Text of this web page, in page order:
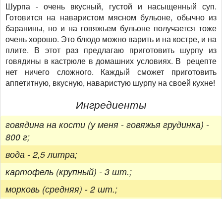
Шурпа - очень вкусный, густой и насыщенный суп.
Готовится на наваристом мясном бульоне, обычно из
баранины, но и на говяжьем бульоне получается тоже
очень хорошо. Это блюдо можно варить и на костре, и на
плите. В этот раз предлагаю приготовить шурпу из
говядины в кастрюле в домашних условиях. В рецепте
нет ничего сложного. Каждый сможет приготовить
аппетитную, вкусную, наваристую шурпу на своей кухне!
Ингредиенты
говядина на кости (у меня - говяжья грудинка) -
800 г;
вода - 2,5 литра;
картофель (крупный) - 3 шт.;
морковь (средняя) - 2 шт.;